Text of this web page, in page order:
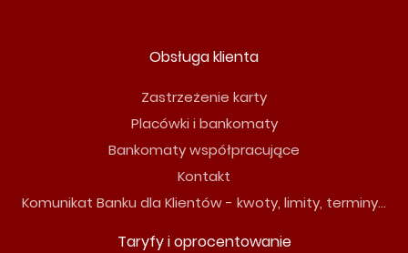
Obsługa klienta
Zastrzeżenie karty
Placówki i bankomaty
Bankomaty współpracujące
Kontakt
Komunikat Banku dla Klientów - kwoty, limity, terminy...
Taryfy i oprocentowanie